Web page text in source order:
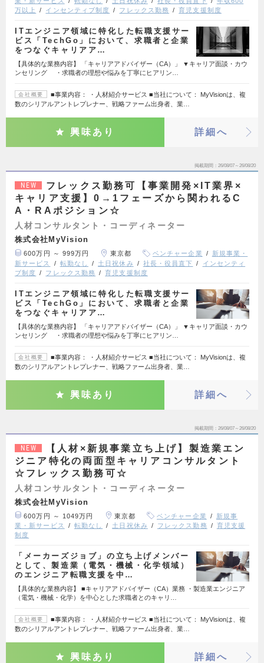
万以上
インセンティブ制度 フレックス勤務 育児支援制度
ITエンジニア領域に特化した転職支援サー
ビス「TechGo」において、求職者と企業
をつなぐキャリアア…
【具体的な業務内容】 「キャリアアドバイザー（CA）」 ▼キャリア面談・カウ
ンセリング ・求職者の理想や悩みを丁寧にヒアリン…
会社概要
■事業内容： ・人材紹介サービス ■当社について： MyVisionは、複
数のシリアルアントレプレナー、戦略ファーム出身者、業…
興味あり 詳細へ
掲載期間 26/08/07～26/08/20
NEW
フレックス勤務可【事業開発×IT業界×
キャリア支援】0→1フェーズから関われるC
A・RAポジション☆
人材コンサルタント・コーディネーター
株式会社MyVision
600万円 ～ 999万円 東京都 ベンチャー企業
新規事業・
新サービス
転勤なし 土日祝休み 社長・役員直下
インセンティ
ブ制度
フレックス勤務 育児支援制度
ITエンジニア領域に特化した転職支援サー
ビス「TechGo」において、求職者と企業
をつなぐキャリアア…
【具体的な業務内容】 「キャリアアドバイザー（CA）」 ▼キャリア面談・カウ
ンセリング ・求職者の理想や悩みを丁寧にヒアリン…
会社概要
■事業内容： ・人材紹介サービス ■当社について： MyVisionは、複
数のシリアルアントレプレナー、戦略ファーム出身者、業…
興味あり 詳細へ
掲載期間 26/08/07～26/08/20
NEW
【人材×新規事業立ち上げ】製造業エン
ジニア特化の両面型キャリアコンサルタント
☆フレックス勤務可☆
人材コンサルタント・コーディネーター
株式会社MyVision
600万円 ～ 1049万円 東京都 ベンチャー企業
新規事
業・新サービス
転勤なし 土日祝休み フレックス勤務
育児支援
制度
「メーカーズジョブ」の立ち上げメンバー
として、製造業（電気・機械・化学領域）
のエンジニア転職支援を中…
【具体的な業務内容】 ■キャリアアドバイザー（CA）業務 ・製造業エンジニア
（電気・機械・化学）を中心とした求職者とのキャリ…
会社概要
■事業内容： ・人材紹介サービス ■当社について： MyVisionは、複
数のシリアルアントレプレナー、戦略ファーム出身者、業…
興味あり 詳細へ